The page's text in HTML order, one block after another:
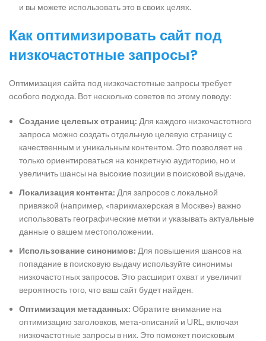
и вы можете использовать это в своих целях.
Как оптимизировать сайт под
низкочастотные запросы?
Оптимизация сайта под низкочастотные запросы требует
особого подхода. Вот несколько советов по этому поводу:
Создание целевых страниц: Для каждого низкочастотного
запроса можно создать отдельную целевую страницу с
качественным и уникальным контентом. Это позволяет не
только ориентироваться на конкретную аудиторию, но и
увеличить шансы на высокие позиции в поисковой выдаче.
Локализация контента: Для запросов с локальной
привязкой (например, «парикмахерская в Москве») важно
использовать географические метки и указывать актуальные
данные о вашем местоположении.
Использование синонимов: Для повышения шансов на
попадание в поисковую выдачу используйте синонимы
низкочастотных запросов. Это расширит охват и увеличит
вероятность того, что ваш сайт будет найден.
Оптимизация метаданных: Обратите внимание на
оптимизацию заголовков, мета-описаний и URL, включая
низкочастотные запросы в них. Это поможет поисковым